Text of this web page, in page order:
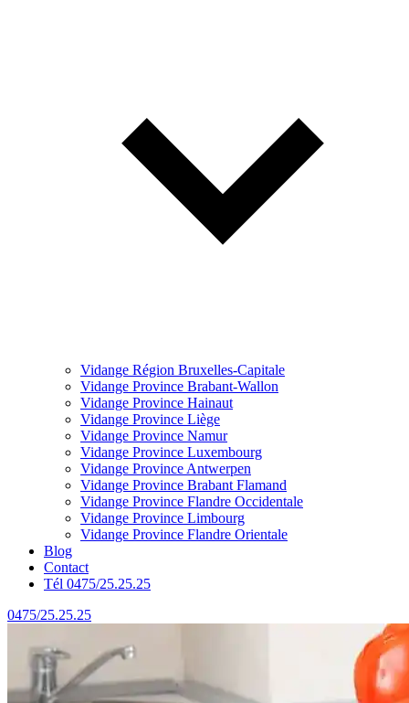
Vidange Région Bruxelles-Capitale
Vidange Province Brabant-Wallon
Vidange Province Hainaut
Vidange Province Liège
Vidange Province Namur
Vidange Province Luxembourg
Vidange Province Antwerpen
Vidange Province Brabant Flamand
Vidange Province Flandre Occidentale
Vidange Province Limbourg
Vidange Province Flandre Orientale
Blog
Contact
Tél 0475/25.25.25
0475/25.25.25